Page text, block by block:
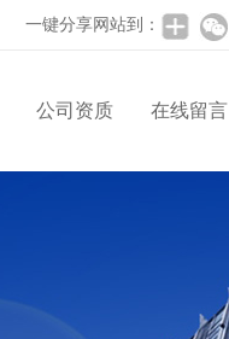
一键分享网站到：
公司资质 在线留言